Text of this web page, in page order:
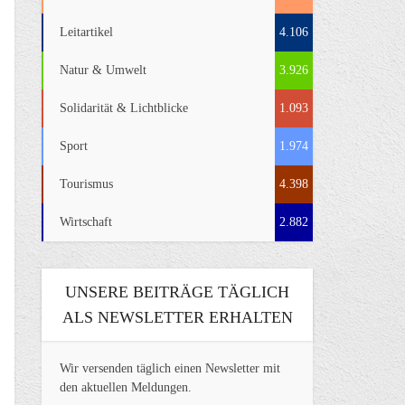
Leitartikel 4.106
Natur & Umwelt 3.926
Solidarität & Lichtblicke 1.093
Sport 1.974
Tourismus 4.398
Wirtschaft 2.882
UNSERE BEITRÄGE TÄGLICH
ALS NEWSLETTER ERHALTEN
Wir versenden täglich einen Newsletter mit
den aktuellen Meldungen.